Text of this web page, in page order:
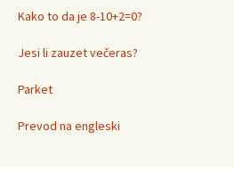
Kako to da je 8-10+2=0?
Jesi li zauzet večeras?
Parket
Prevod na engleski